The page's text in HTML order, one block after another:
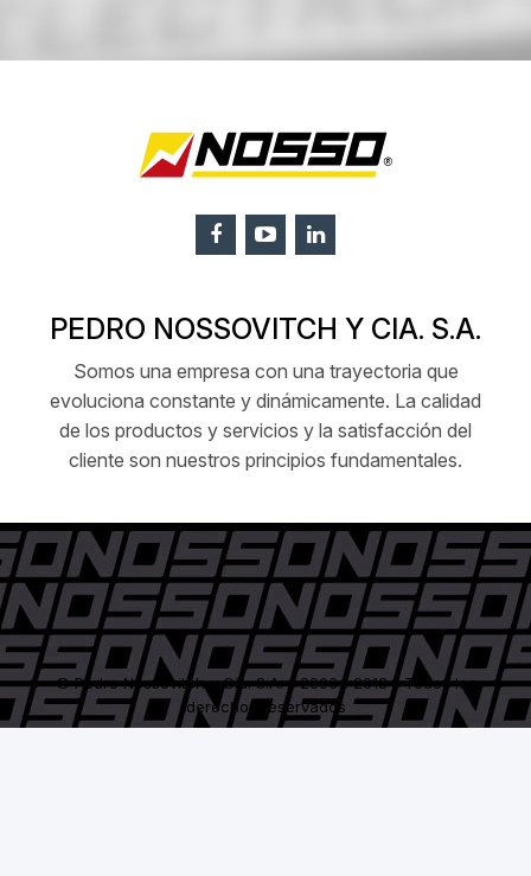
PEDRO NOSSOVITCH Y CIA. S.A.
Somos una empresa con una trayectoria que
evoluciona constante y dinámicamente. La calidad
de los productos y servicios y la satisfacción del
cliente son nuestros principios fundamentales.
© Pedro Nossovitch y Cía. S.A. - 2006 / 2018 - Todos los
derechos reservados